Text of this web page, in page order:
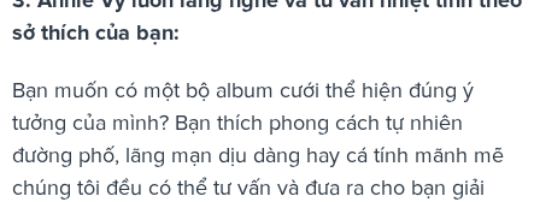
sở thích của bạn:
Bạn muốn có một bộ album cưới thể hiện đúng ý
tưởng của mình? Bạn thích phong cách tự nhiên
đường phố, lãng mạn dịu dàng hay cá tính mãnh mẽ
chúng tôi đều có thể tư vấn và đưa ra cho bạn giải